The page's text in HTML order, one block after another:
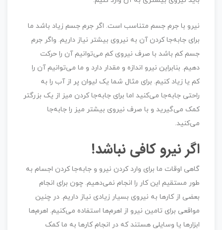
نیرو با جرم جسم متناسب است. اگر جرم جسم زیاد باشد ما
برای جابه‌جا کردن آن به نیروی بیشتر نیاز داریم. واگر جرم
جسم کم باشد با صرف نیروی کم می‌توانیم آن را حرکت
دهیم. بنابراین نیرو اندازه و مقدار دارد و ما می‌توانیم آن را
کم یا زیاد کنیم. برای مثال شما یک لیوان پر از آب را به
راحتی جابه‌جا می‌کنید اما برای جابه‌جا کردن میز از یک بزرگتر
کمک می‌گیرید و با صرف نیروی بیشتر میز را جابه‌جا
می‌کنید.
اگر نیرو کافی نباشد!
گاهی اوقات ما برای وارد کردن نیرو و جابه‌جا کردن اجسام به
طور مستقیم این کار را انجام نمی‌دهیم. چون برای انجام
بعضی از کارها به نیروی بسیار زیادی نیاز داریم. در چنین
مواقعی برای تامین نیرو از اهرم‌ها استفاده می‌کنیم. اهرم‌ها
ابزارها یا وسایلی هستند که در انجام کارها به ما کمک